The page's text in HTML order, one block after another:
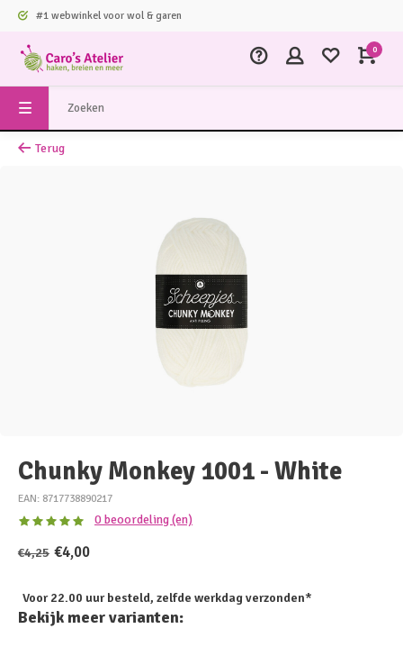
#1 webwinkel voor wol & garen
0
Terug
Chunky Monkey 1001 - White
EAN: 8717738890217
0 beoordeling (en)
€4,25 €4,00
Voor 22.00 uur besteld, zelfde werkdag verzonden*
Bekijk meer varianten: